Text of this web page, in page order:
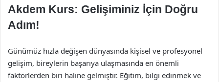
Akdem Kurs: Gelişiminiz İçin Doğru
Adım!
Günümüz hızla değişen dünyasında kişisel ve profesyonel
gelişim, bireylerin başarıya ulaşmasında en önemli
faktörlerden biri haline gelmiştir. Eğitim, bilgi edinmek ve